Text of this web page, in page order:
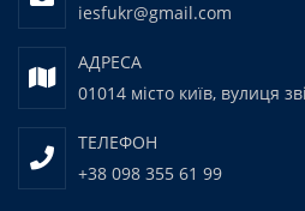
iesfukr@gmail.com
АДРЕСА
01014 місто київ, вулиця
ТЕЛЕФОН
+38 098 355 61 99